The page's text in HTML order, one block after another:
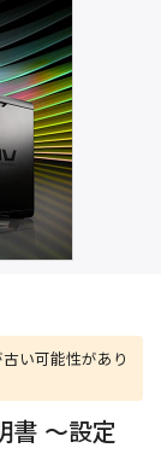
い可能性があり
書 〜設定